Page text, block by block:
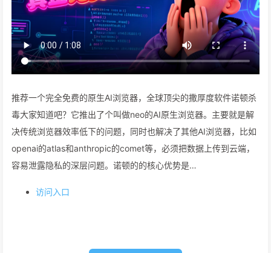
推荐一个完全免费的原生AI浏览器，全球顶尖的撒厚度软件诺顿杀
毒大家知道吧？它推出了个叫做neo的AI原生浏览器。主要就是解
决传统浏览器效率低下的问题，同时也解决了其他AI浏览器，比如
openai的atlas和anthropic的comet等，必须把数据上传到云端，
容易泄露隐私的深层问题。诺顿的的核心优势是…
访问入口